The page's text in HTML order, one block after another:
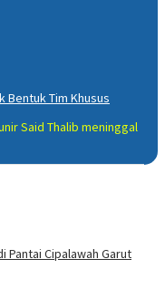
Bentuk Tim Khusus
Said Thalib meninggal
Pantai Cipalawah Garut